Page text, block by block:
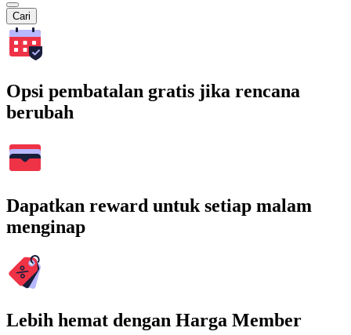
Cari
Opsi pembatalan gratis jika rencana
berubah
Dapatkan reward untuk setiap malam
menginap
Lebih hemat dengan Harga Member